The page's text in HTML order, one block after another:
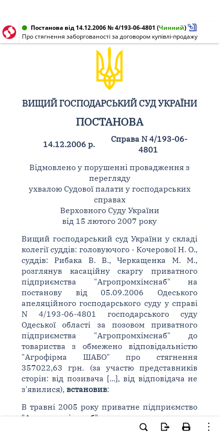
Постанова від 14.12.2006 № 4/193-06-4801 (Чинний)
Про стягнення заборгованості за договором купівлі-продажу
ВИЩИЙ ГОСПОДАРСЬКИЙ СУД УКРАЇНИ
ПОСТАНОВА
14.12.2006 р.
Справа N 4/193-06-
4801
Відмовлено у порушенні провадження з
перегляду
ухвалою Судової палати у господарських
справах
Верховного Суду України
від 15 лютого 2007 року
Вищий господарський суд України у складі
колегії суддів: головуючого - Кочерової Н. О.,
суддів: Рибака В. В., Черкащенка М. М.,
розглянув касаційну скаргу приватного
підприємства "Агропромхімснаб" на
постанову від 05.09.2006 Одеського
апеляційного господарського суду у справі
N 4/193-06-4801 господарського суду
Одеської області за позовом приватного
підприємства "Агропромхімснаб" до
товариства з обмежено відповідальністю
"Агрофірма ШАБО" про стягнення
357022,63 грн. (за участю представників
сторін: від позивача [...], від відповідача не
з'явилися), встановив:
В травні 2005 року приватне підприємство
"Агропромхімснаб" звернулось до
господарського суду з позовом до